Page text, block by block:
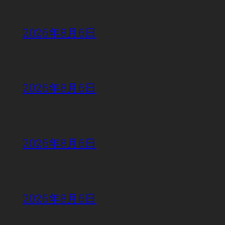
2026年8月6日
2026年8月6日
2026年8月6日
2026年8月6日